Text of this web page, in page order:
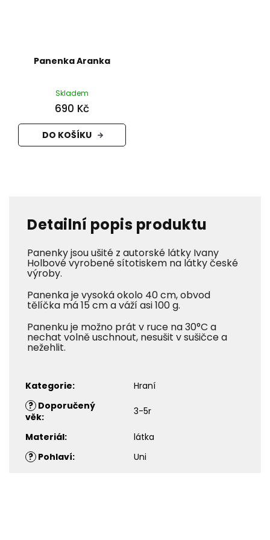
Panenka Aranka
Skladem
690 Kč
DO KOŠÍKU
Detailní popis produktu
Panenky jsou ušité z autorské látky Ivany
Holbové vyrobené sítotiskem na látky české
výroby.
Panenka je vysoká okolo 40 cm, obvod
tělíčka má 15 cm a váží asi 100 g.
Panenku je možno prát v ruce na 30°C a
nechat volně uschnout, nesušit v sušičce a
nežehlit.
Kategorie:
Hraní
? Doporučený
věk: 3-5r
Materiál:
látka
? Pohlaví: Uni